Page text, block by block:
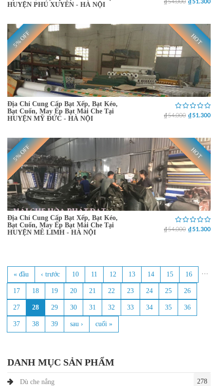
HUYỆN PHÚ XUYÊN - HÀ NỘI
5% OFF HOT
Địa Chỉ Cung Cấp Bạt Xếp, Bạt Kéo,
Bạt Cuốn, May Ép Bạt Mái Che Tại
HUYỆN MỸ ĐỨC - HÀ NỘI
₫ 54.000 ₫ 51.300
5% OFF HOT
Địa Chỉ Cung Cấp Bạt Xếp, Bạt Kéo,
Bạt Cuốn, May Ép Bạt Mái Che Tại
HUYỆN MÊ LIMH - HÀ NỘI
₫ 54.000 ₫ 51.300
Trang
« đầu ‹ trước …
10 11 12 13 14 15 16
17 18 19 20 21 22 23 24 25 26
27 28 29 30 31 32 33 34 35 36
37 38 39 sau › cuối »
DANH MỤC SẢN PHẨM
Dù che nắng 278